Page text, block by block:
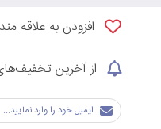
افزودن به علاقه
از آخرین